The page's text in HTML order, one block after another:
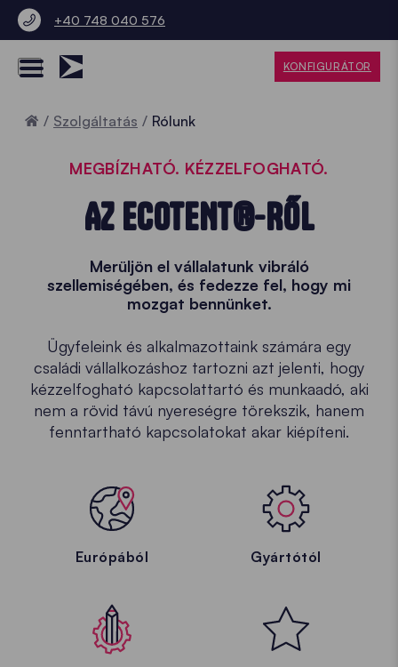
+40 748 040 576
KONFIGURÁTOR
Home
Szolgáltatás Rólunk
MEGBÍZHATÓ. KÉZZELFOGHATÓ.
AZ ECOTENT®-RŐL
Merüljön el vállalatunk vibráló
szellemiségében, és fedezze fel, hogy mi
mozgat bennünket.
Ügyfeleink és alkalmazottaink számára egy
családi vállalkozáshoz tartozni azt jelenti, hogy
kézzelfogható kapcsolattartó és munkaadó, aki
nem a rövid távú nyereségre törekszik, hanem
fenntartható kapcsolatokat akar kiépíteni.
Európából Gyártótól